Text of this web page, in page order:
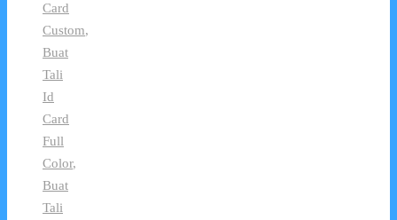
Card
Custom,
Buat
Tali
Id
Card
Full
Color,
Buat
Tali